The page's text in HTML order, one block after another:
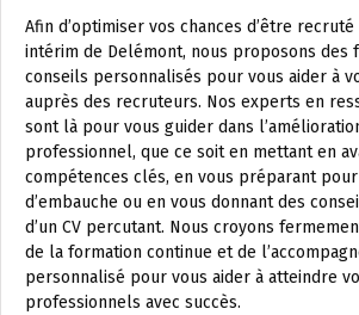
Afin d’optimiser vos chances d’être recruté
intérim de Delémont, nous proposons des
conseils personnalisés pour vous aider à
auprès des recruteurs. Nos experts en
sont là pour vous guider dans
professionnel, que ce soit en mettant en
compétences clés, en vous préparant
d’embauche ou en vous donnant des
d’un CV percutant. Nous croyons
de la formation continue et de
personnalisé pour vous aider à atteindre
professionnels avec succès.